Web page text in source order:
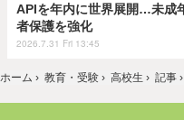
APIを年内に世界展開…未成
者保護を強化
2026.7.31 Fri 13:45
ホーム › 教育・受験 › 高校生 › 記事 ›